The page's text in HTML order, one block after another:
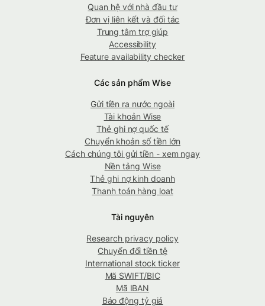
Quan hệ với nhà đầu tư
Đơn vị liên kết và đối tác
Trung tâm trợ giúp
Accessibility
Feature availability checker
Các sản phẩm Wise
Gửi tiền ra nước ngoài
Tài khoản Wise
Thẻ ghi nợ quốc tế
Chuyển khoản số tiền lớn
Cách chúng tôi gửi tiền - xem ngay
Nền tảng Wise
Thẻ ghi nợ kinh doanh
Thanh toán hàng loạt
Tài nguyên
Research privacy policy
Chuyển đổi tiền tệ
International stock ticker
Mã SWIFT/BIC
Mã IBAN
Báo động tỷ giá